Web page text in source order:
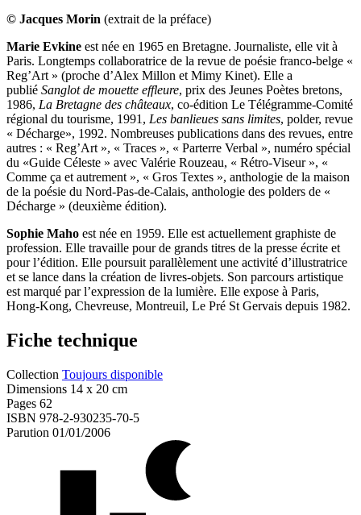
© Jacques Morin (extrait de la préface)
​Marie Evkine est née en 1965 en Bretagne. Journaliste, elle vit à
Paris. Longtemps collaboratrice de la revue de poésie franco-belge «
Reg’Art » (proche d’Alex Millon et Mimy Kinet). Elle a
publié Sanglot de mouette effleure, prix des Jeunes Poètes bretons,
1986, La Bretagne des châteaux, co-édition Le Télégramme-Comité
régional du tourisme, 1991, Les banlieues sans limites, polder, revue
« Décharge», 1992. Nombreuses publications dans des revues, entre
autres : « Reg’Art », « Traces », « Parterre Verbal », numéro spécial
du «Guide Céleste » avec Valérie Rouzeau, « Rétro-Viseur », «
Comme ça et autrement », « Gros Textes », anthologie de la maison
de la poésie du Nord-Pas-de-Calais, anthologie des polders de «
Décharge » (deuxième édition).
Sophie Maho est née en 1959. Elle est actuellement graphiste de
profession. Elle travaille pour de grands titres de la presse écrite et
pour l’édition. Elle poursuit parallèlement une activité d’illustratrice
et se lance dans la création de livres-objets. Son parcours artistique
est marqué par l’expression de la lumière. Elle expose à Paris,
Hong-Kong, Chevreuse, Montreuil, Le Pré St Gervais depuis 1982.
Fiche technique
Collection Toujours disponible
Dimensions 14 x 20 cm
Pages 62
ISBN 978-2-930235-70-5
Parution 01/01/2006